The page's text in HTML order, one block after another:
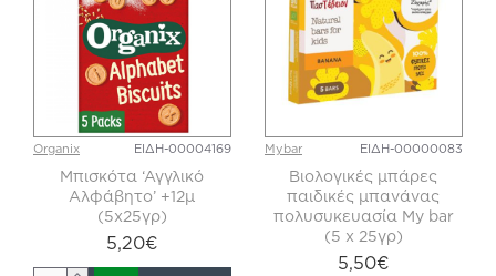
Organix ΕΙΔΗ-00004169
Μπισκότα ‘Αγγλικό
Αλφάβητο’ +12μ
(5x25γρ)
5,20€
Mybar ΕΙΔΗ-00000083
Βιολογικές μπάρες
παιδικές μπανάνας
πολυσυκευασία My bar
(5 x 25γρ)
5,50€